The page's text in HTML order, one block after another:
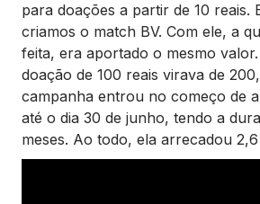
para doações a partir de 10 reais.
criamos o match BV. Com ele, a
feita, era aportado o mesmo
doação de 100 reais virava de
campanha entrou no começo de
até o dia 30 de junho, tendo a
meses. Ao todo, ela arrecadou